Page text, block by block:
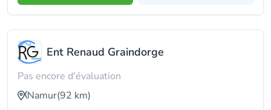
Ent Renaud Graindorge
Pas encore d'évaluation
Namur(92 km)